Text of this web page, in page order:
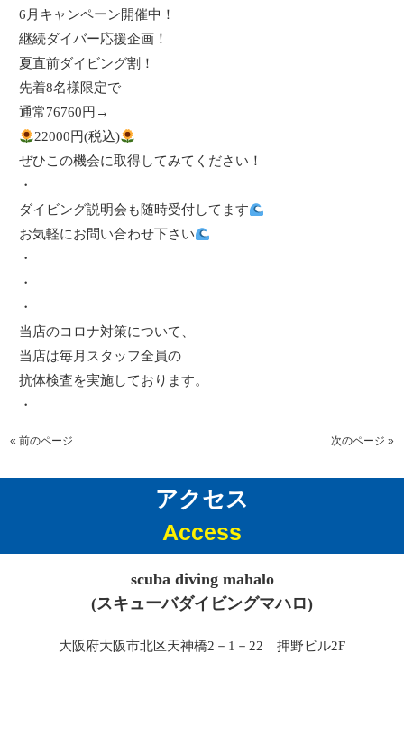
6月 キャンペーン開催中！
継続ダイバー応援企画！
夏直前ダイビング割！
先着8名様限定で
通常76760円 →
22000円(税込)
ぜひこの機会に取得してみてください！
・
ダイビング説明会も随時受付してます
お気軽にお問い合わせ下さい
・
・
・
当店のコロナ対策について、
当店は毎月スタッフ全員の
抗体検査を実施しております。
・
« 前のページ 次のページ »
アクセス
Access
scuba diving mahalo
(スキューバダイビングマハロ)
大阪府大阪市北区天神橋2－1－22 押野ビル2F